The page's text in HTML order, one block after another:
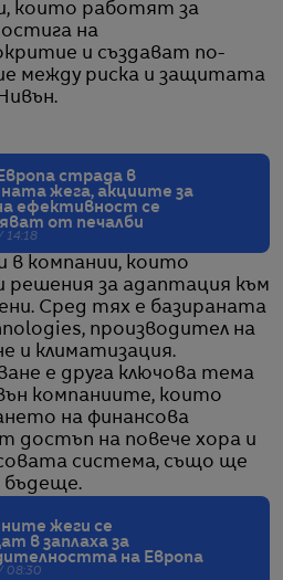
които работят за
на
и създават по-
между риска и защитата
страда в
жега, акциите за
ефективност се
от печалби
14:18
компании, които
решения за адаптация към
Сред тях е базираната
производител на
и климатизация.
е друга ключова тема
компаниите, които
на финансова
достъп на повече хора и
система, също ще
бъдеще.
жеги се
в заплаха за
на Европа
08:30